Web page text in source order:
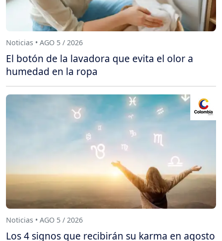
Noticias • AGO 5 / 2026
El botón de la lavadora que evita el olor a
humedad en la ropa
Noticias • AGO 5 / 2026
Los 4 signos que recibirán su karma en agosto